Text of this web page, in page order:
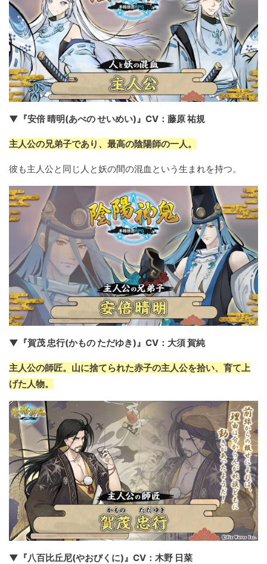
▼『安倍 晴明(あべの せいめい)』CV：藤原 祐規
主人公の兄弟子であり、最高の陰陽師の一人。
彼も主人公と同じ人と妖の間の混血という生まれを持つ。
▼『賀茂 忠行(かもの ただゆき)』CV：大須 賀純
主人公の師匠。山に捨てられた赤子の主人公を拾い、育て上
げた人物。
▼『八百比丘尼(やおびくに)』CV：木野 日菜